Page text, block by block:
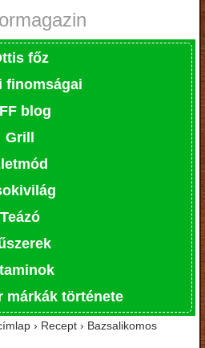
főz
finomságai
blog
Grill
Teázó
márkák története
› Recept › Bazsalikomos